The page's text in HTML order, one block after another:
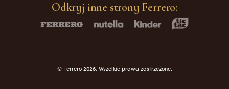
© Ferrero 2026. Wszelkie prawa zastrzeżone.
Odkryj inne strony Ferrero: